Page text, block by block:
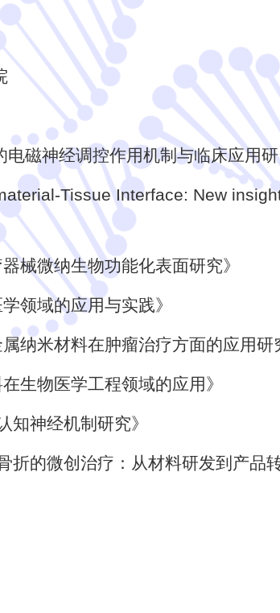
磁神经调控作用机制与临床应用
Tissue Interface: New
械微纳生物功能化表面研究》
领域的应用与实践》
纳米材料在肿瘤治疗方面的应用研
生物医学工程领域的应用》
神经机制研究》
的微创治疗：从材料研发到产品转